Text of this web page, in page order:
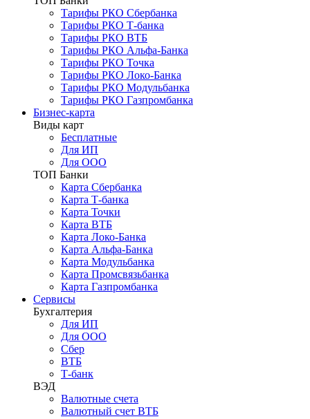
Тарифы РКО Сбербанка
Тарифы РКО Т-банка
Тарифы РКО ВТБ
Тарифы РКО Альфа-Банка
Тарифы РКО Точка
Тарифы РКО Локо-Банка
Тарифы РКО Модульбанка
Тарифы РКО Газпромбанка
Бизнес-карта
Виды карт
Бесплатные
Для ИП
Для ООО
ТОП Банки
Карта Сбербанка
Карта Т-банка
Карта Точки
Карта ВТБ
Карта Локо-Банка
Карта Альфа-Банка
Карта Модульбанка
Карта Промсвязьбанка
Карта Газпромбанка
Сервисы
Бухгалтерия
Для ИП
Для ООО
Сбер
ВТБ
Т-банк
ВЭД
Валютные счета
Валютный счет ВТБ